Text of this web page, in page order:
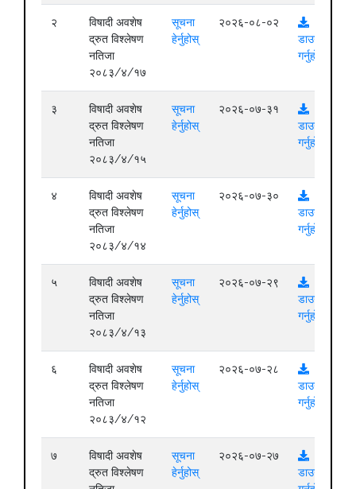
२
विषादी अवशेष
द्रुत विश्लेषण
नतिजा
२०८३/४/१७
सूचना
हेर्नुहोस्
२०२६-०८-०२
डाउनलोड
गर्नुहोस्
३
विषादी अवशेष
द्रुत विश्लेषण
नतिजा
२०८३/४/१५
सूचना
हेर्नुहोस्
२०२६-०७-३१
डाउनलोड
गर्नुहोस्
४
विषादी अवशेष
द्रुत विश्लेषण
नतिजा
२०८३/४/१४
सूचना
हेर्नुहोस्
२०२६-०७-३०
डाउनलोड
गर्नुहोस्
५
विषादी अवशेष
द्रुत विश्लेषण
नतिजा
२०८३/४/१३
सूचना
हेर्नुहोस्
२०२६-०७-२९
डाउनलोड
गर्नुहोस्
६
विषादी अवशेष
द्रुत विश्लेषण
नतिजा
२०८३/४/१२
सूचना
हेर्नुहोस्
२०२६-०७-२८
डाउनलोड
गर्नुहोस्
७
विषादी अवशेष
द्रुत विश्लेषण
सूचना
हेर्नुहोस्
२०२६-०७-२७
डाउनलोड